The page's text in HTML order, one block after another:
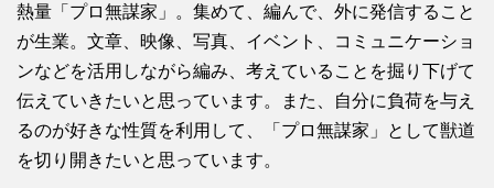
熱量「プロ無謀家」。集めて、編んで、外に発信すること
が生業。文章、映像、写真、イベント、コミュニケーショ
ンなどを活用しながら編み、考えていることを掘り下げて
伝えていきたいと思っています。また、自分に負荷を与え
るのが好きな性質を利用して、「プロ無謀家」として獣道
を切り開きたいと思っています。